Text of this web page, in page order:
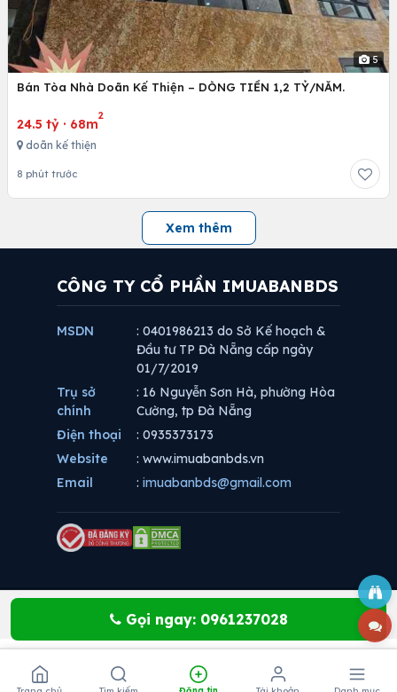
5
Bán Tòa Nhà Doãn Kế Thiện – DÒNG TIỀN 1,2 TỶ/NĂM.
24.5 tỷ · 68m
2
doãn kế thiện
8 phút trước
Xem thêm
Gọi ngay: 0961237028
CÔNG TY CỔ PHẦN IMUABANBDS
MSDN
: 0401986213 do Sở Kế hoạch &
Đầu tư TP Đà Nẵng cấp ngày
01/7/2019
Trụ sở
chính
: 16 Nguyễn Sơn Hà, phường Hòa
Cường, tp Đà Nẵng
Điện thoại
: 0935373173
Website
: www.imuabanbds.vn
Email
: imuabanbds@gmail.com